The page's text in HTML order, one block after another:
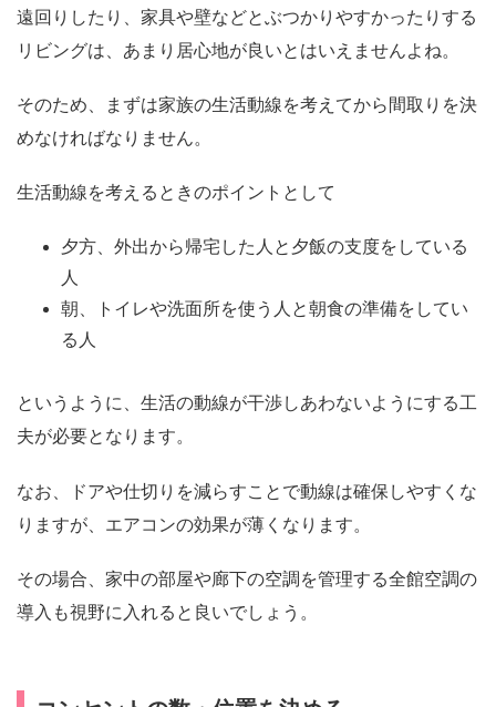
遠回りしたり、家具や壁などとぶつかりやすかったりする
リビングは、あまり居心地が良いとはいえませんよね。
そのため、まずは家族の生活動線を考えてから間取りを決
めなければなりません。
生活動線を考えるときのポイントとして
夕方、外出から帰宅した人と夕飯の支度をしている
人
朝、トイレや洗面所を使う人と朝食の準備をしてい
る人
というように、生活の動線が干渉しあわないようにする工
夫が必要となります。
なお、ドアや仕切りを減らすことで動線は確保しやすくな
りますが、エアコンの効果が薄くなります。
その場合、家中の部屋や廊下の空調を管理する全館空調の
導入も視野に入れると良いでしょう。